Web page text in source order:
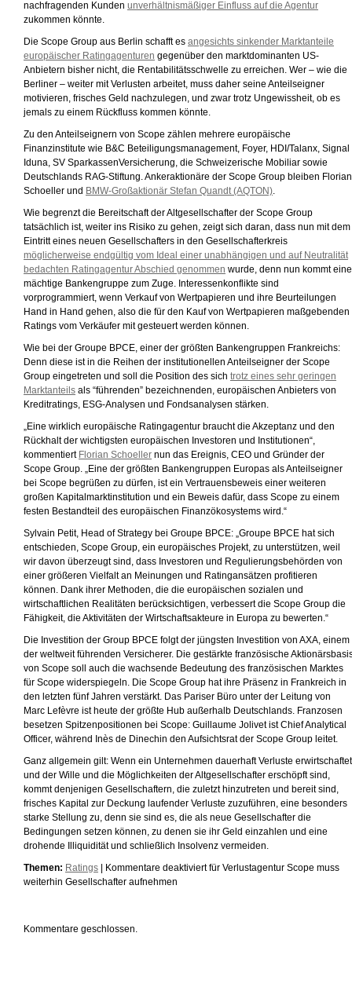
nachfragenden Kunden unverhältnismäßiger Einfluss auf die Agentur
zukommen könnte.
Die Scope Group aus Berlin schafft es angesichts sinkender Marktanteile
europäischer Ratingagenturen gegenüber den marktdominanten US-
Anbietern bisher nicht, die Rentabilitätsschwelle zu erreichen. Wer – wie die
Berliner – weiter mit Verlusten arbeitet, muss daher seine Anteilseigner
motivieren, frisches Geld nachzulegen, und zwar trotz Ungewissheit, ob es
jemals zu einem Rückfluss kommen könnte.
Zu den Anteilseignern von Scope zählen mehrere europäische
Finanzinstitute wie B&C Beteiligungsmanagement, Foyer, HDI/Talanx, Signal
Iduna, SV SparkassenVersicherung, die Schweizerische Mobiliar sowie
Deutschlands RAG-Stiftung. Ankeraktionäre der Scope Group bleiben Florian
Schoeller und BMW-Großaktionär Stefan Quandt (AQTON)
Wie begrenzt die Bereitschaft der Altgesellschafter der Scope Group
tatsächlich ist, weiter ins Risiko zu gehen, zeigt sich daran, dass nun mit dem
Eintritt eines neuen Gesellschafters in den Gesellschafterkreis
möglicherweise endgültig vom Ideal einer unabhängigen und auf Neutralität
bedachten Ratingagentur Abschied genommen wurde, denn nun kommt eine
mächtige Bankengruppe zum Zuge. Interessenkonflikte sind
vorprogrammiert, wenn Verkauf von Wertpapieren und ihre Beurteilungen
Hand in Hand gehen, also die für den Kauf von Wertpapieren maßgebenden
Ratings vom Verkäufer mit gesteuert werden können.
Wie bei der Groupe BPCE, einer der größten Bankengruppen Frankreichs:
Denn diese ist in die Reihen der institutionellen Anteilseigner der Scope
Group eingetreten und soll die Position des sich trotz eines sehr geringen
Marktanteils als “führenden” bezeichnenden, europäischen Anbieters von
Kreditratings, ESG-Analysen und Fondsanalysen stärken.
„Eine wirklich europäische Ratingagentur braucht die Akzeptanz und den
Rückhalt der wichtigsten europäischen Investoren und Institutionen“,
kommentiert Florian Schoeller nun das Ereignis, CEO und Gründer der
Scope Group. „Eine der größten Bankengruppen Europas als Anteilseigner
bei Scope begrüßen zu dürfen, ist ein Vertrauensbeweis einer weiteren
großen Kapitalmarktinstitution und ein Beweis dafür, dass Scope zu einem
festen Bestandteil des europäischen Finanzökosystems wird.“
Sylvain Petit, Head of Strategy bei Groupe BPCE: „Groupe BPCE hat sich
entschieden, Scope Group, ein europäisches Projekt, zu unterstützen, weil
wir davon überzeugt sind, dass Investoren und Regulierungsbehörden von
einer größeren Vielfalt an Meinungen und Ratingansätzen profitieren
können. Dank ihrer Methoden, die die europäischen sozialen und
wirtschaftlichen Realitäten berücksichtigen, verbessert die Scope Group die
Fähigkeit, die Aktivitäten der Wirtschaftsakteure in Europa zu bewerten.“
Die Investition der Group BPCE folgt der jüngsten Investition von AXA, einem
der weltweit führenden Versicherer. Die gestärkte französische
von Scope soll auch die wachsende Bedeutung des französischen Marktes
für Scope widerspiegeln. Die Scope Group hat ihre Präsenz in Frankreich in
den letzten fünf Jahren verstärkt. Das Pariser Büro unter der Leitung von
Marc Lefèvre ist heute der größte Hub außerhalb Deutschlands. Franzosen
besetzen Spitzenpositionen bei Scope: Guillaume Jolivet ist Chief Analytical
Officer, während Inès de Dinechin den Aufsichtsrat der Scope Group leitet.
Ganz allgemein gilt: Wenn ein Unternehmen dauerhaft Verluste erwirtschaftet
und der Wille und die Möglichkeiten der Altgesellschafter erschöpft sind,
kommt denjenigen Gesellschaftern, die zuletzt hinzutreten und bereit sind,
frisches Kapital zur Deckung laufender Verluste zuzuführen, eine besonders
starke Stellung zu, denn sie sind es, die als neue Gesellschafter die
Bedingungen setzen können, zu denen sie ihr Geld einzahlen und eine
drohende Illiquidität und schließlich Insolvenz vermeiden.
Themen: Ratings Kommentare deaktiviertfür Verlustagentur Scope muss
weiterhin Gesellschafter aufnehmen
Kommentare geschlossen.